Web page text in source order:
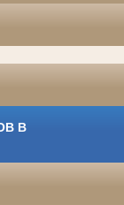
В